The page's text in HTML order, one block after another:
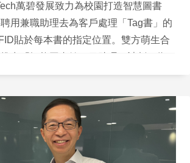
萬碧發展致力為校園打造智慧圖書
用兼職助理去為客戶處理「Tag書」的
貼於每本書的指定位置。雙方萌生合
和就業機會。